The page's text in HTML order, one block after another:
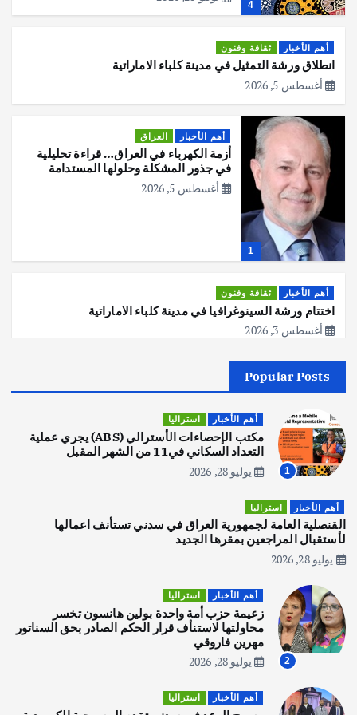
4
أهم الأخبار ثقافة وفنون
انطلاق ورشة التمثيل في مدينة كلباء الاماراتية
أغسطس 5, 2026
1
أهم الأخبار العراق
أزمة الكهرباء في العراق… قراءة تحليلية
في جذور المشكلة وحلولها المستدامة
أغسطس 5, 2026
أهم الأخبار ثقافة وفنون
اختتام ورشة السينوغرافيا في مدينة كلباء الاماراتية
أغسطس 3, 2026
2
اصبح بطلاً لأستراليا بلعبة كمال الاجسام
يوليو 30, 2026
3
يوليو 30, 2026
4
المقبل
يوليو 28, 2026
أهم الأخبار ثقافة وفنون
انطلاق ورشة التمثيل في مدينة كلباء الاماراتية
Popular Posts
1
أهم الأخبار استراليا
مكتب الإحصاءات الأسترالي (ABS) يجري عملية
التعداد السكاني في11 من الشهر المقبل
يوليو 28, 2026
أهم الأخبار استراليا
القنصلية العامة لجمهورية العراق في سدني تستأنف اعمالها
لأستقبال المراجعين بمقرها الجديد
يوليو 28, 2026
2
أهم الأخبار استراليا
زعيمة حزب أمة واحدة بولين هانسون تخسر
محاولتها لاستنأف قرار الحكم الصادر بحق السناتور
مهرين فاروقي
يوليو 28, 2026
أهم الأخبار استراليا